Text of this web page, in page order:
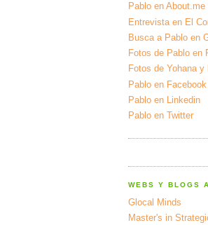
Pablo en About.me
Entrevista en El
Busca a Pablo en
Fotos de Pablo en
Fotos de Yohana y
Pablo en Facebook
Pablo en Linkedin
Pablo en Twitter
WEBS Y BLOGS
Glocal Minds
Master's in